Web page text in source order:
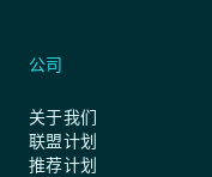
公司
关于我们
联盟计划
推荐计划